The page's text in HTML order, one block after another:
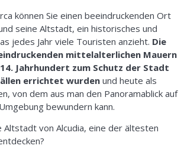
können Sie einen beeindruckenden Ort
seine Altstadt, ein historisches und
jedes Jahr viele Touristen anzieht. Die
mittelalterlichen Mauern
Jahrhundert zum Schutz der Stadt
errichtet wurden und heute als
von dem aus man den Panoramablick auf
bewundern kann.
Altstadt von Alcudia, eine der ältesten